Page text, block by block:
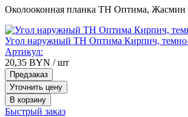
Околооконная планка ТН Оптима, Жасмин
Угол наружный ТН Оптима Кирпич,
Артикул:
20,35 BYN / шт
Предзаказ
Уточнить цену
В корзину
Быстрый заказ